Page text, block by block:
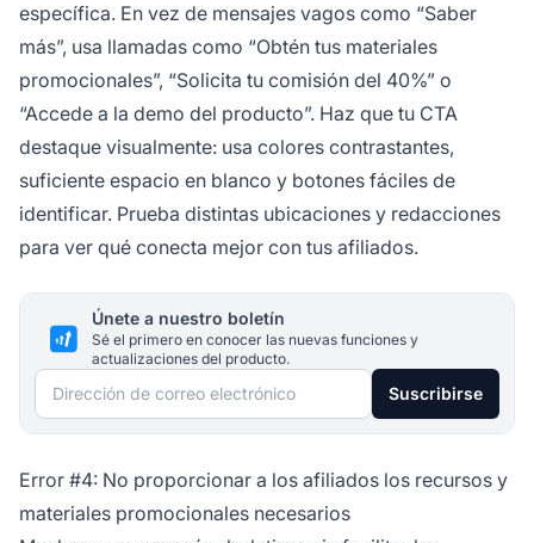
específica. En vez de mensajes vagos como “Saber
más”, usa llamadas como “Obtén tus materiales
promocionales”, “Solicita tu comisión del 40%” o
“Accede a la demo del producto”. Haz que tu CTA
destaque visualmente: usa colores contrastantes,
suficiente espacio en blanco y botones fáciles de
identificar. Prueba distintas ubicaciones y redacciones
para ver qué conecta mejor con tus afiliados.
Únete a nuestro boletín
Sé el primero en conocer las nuevas funciones y
actualizaciones del producto.
Dirección de correo electrónico Suscribirse
Error #4: No proporcionar a los afiliados los recursos y
materiales promocionales necesarios